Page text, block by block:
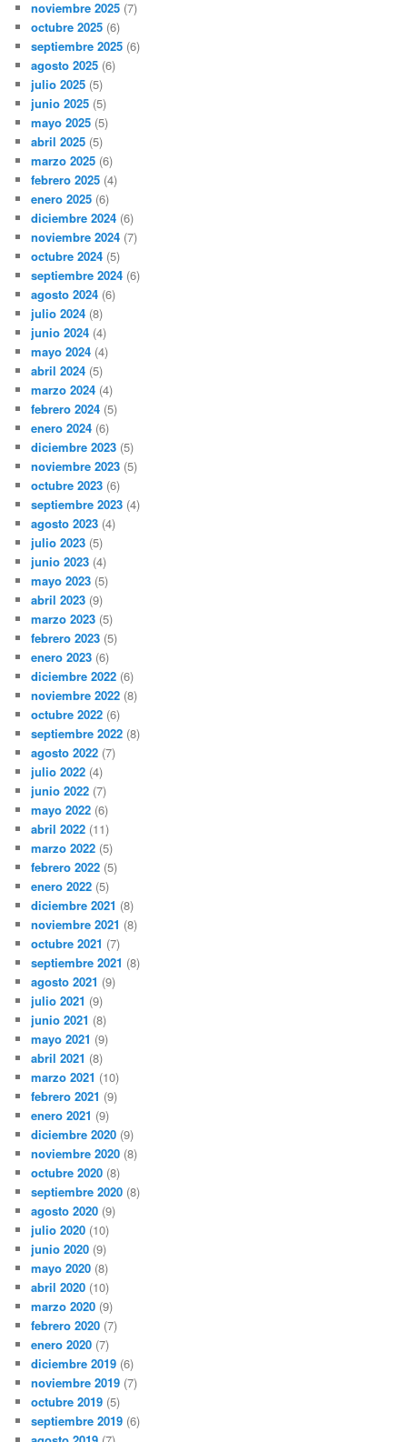
noviembre 2025 (7)
octubre 2025 (6)
septiembre 2025 (6)
agosto 2025 (6)
julio 2025 (5)
junio 2025 (5)
mayo 2025 (5)
abril 2025 (5)
marzo 2025 (6)
febrero 2025 (4)
enero 2025 (6)
diciembre 2024 (6)
noviembre 2024 (7)
octubre 2024 (5)
septiembre 2024 (6)
agosto 2024 (6)
julio 2024 (8)
junio 2024 (4)
mayo 2024 (4)
abril 2024 (5)
marzo 2024 (4)
febrero 2024 (5)
enero 2024 (6)
diciembre 2023 (5)
noviembre 2023 (5)
octubre 2023 (6)
septiembre 2023 (4)
agosto 2023 (4)
julio 2023 (5)
junio 2023 (4)
mayo 2023 (5)
abril 2023 (9)
marzo 2023 (5)
febrero 2023 (5)
enero 2023 (6)
diciembre 2022 (6)
noviembre 2022 (8)
octubre 2022 (6)
septiembre 2022 (8)
agosto 2022 (7)
julio 2022 (4)
junio 2022 (7)
mayo 2022 (6)
abril 2022 (11)
marzo 2022 (5)
febrero 2022 (5)
enero 2022 (5)
diciembre 2021 (8)
noviembre 2021 (8)
octubre 2021 (7)
septiembre 2021 (8)
agosto 2021 (9)
julio 2021 (9)
junio 2021 (8)
mayo 2021 (9)
abril 2021 (8)
marzo 2021 (10)
febrero 2021 (9)
enero 2021 (9)
diciembre 2020 (9)
noviembre 2020 (8)
octubre 2020 (8)
septiembre 2020 (8)
agosto 2020 (9)
julio 2020 (10)
junio 2020 (9)
mayo 2020 (8)
abril 2020 (10)
marzo 2020 (9)
febrero 2020 (7)
enero 2020 (7)
diciembre 2019 (6)
noviembre 2019 (7)
octubre 2019 (5)
septiembre 2019 (6)